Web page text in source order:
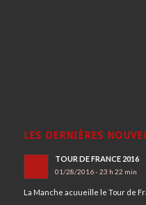
LES DERNIÈRES
TOUR DE FRANCE 2016
01/28/2016 - 23 h 22 min
La Manche acuueille le Tour de